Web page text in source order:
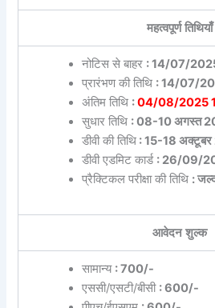
महत्वपूर्ण तिथियाँ
नोटिस से बाहर : 14/07/
प्रारंभण की तिथि : 14/07/
अंतिम तिथि :04/08/2025
सुधार तिथि : 08-10 अगस्त
डीवी की तिथि: 15-18
डीवी एडमिट कार्ड : 26/09/
प्रैक्टिकल परीक्षा की तिथि :
आवेदन शुल्क
सामान्य : 700/-
एससी/एसटी/बीसी : 600/-